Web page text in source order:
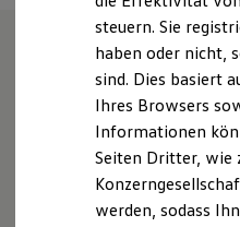
Nachhaltigkeit
Technologie
Kosten und Kauf
Kaufoptionen
E-Auto-
Software und
ID. Software
Digitale Extras
Schnittstellen
Unsere
Überblick
Gebrauchtwagen
Service
steuern. Sie
haben oder nicht,
sind. Dies basiert
Ihres Browsers
Informationen
Seiten Dritter, wie
werden, sodass